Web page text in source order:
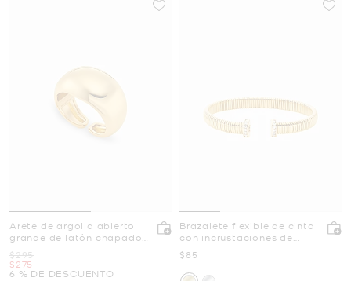
Arete de argolla abierto
grande de latón chapado
Era
$295
Ahora
$275
6 % DE DESCUENTO
Brazalete flexible de cinta
con incrustaciones de
pavé
Ahora
$85